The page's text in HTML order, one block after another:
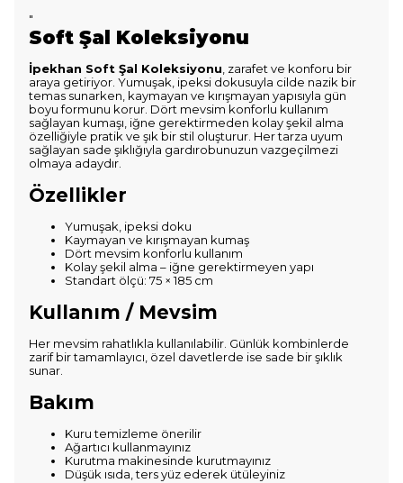
"
Soft Şal Koleksiyonu
İpekhan Soft Şal Koleksiyonu , zarafet ve konforu bir
araya getiriyor. Yumuşak, ipeksi dokusuyla cilde nazik bir
temas sunarken, kaymayan ve kırışmayan yapısıyla gün
boyu formunu korur. Dört mevsim konforlu kullanım
sağlayan kumaşı, iğne gerektirmeden kolay şekil alma
özelliğiyle pratik ve şık bir stil oluşturur. Her tarza uyum
sağlayan sade şıklığıyla gardırobunuzun vazgeçilmezi
olmaya adaydır.
Özellikler
Yumuşak, ipeksi doku
Kaymayan ve kırışmayan kumaş
Dört mevsim konforlu kullanım
Kolay şekil alma – iğne gerektirmeyen yapı
Standart ölçü: 75 × 185 cm
Kullanım / Mevsim
Her mevsim rahatlıkla kullanılabilir. Günlük kombinlerde
zarif bir tamamlayıcı, özel davetlerde ise sade bir şıklık
sunar.
Bakım
Kuru temizleme önerilir
Ağartıcı kullanmayınız
Kurutma makinesinde kurutmayınız
Düşük ısıda, ters yüz ederek ütüleyiniz